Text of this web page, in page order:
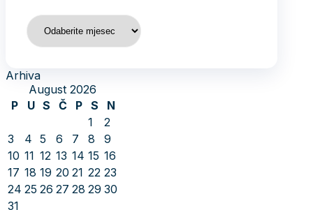
Arhiva
Arhiva
August 2026
P
U S Č P S
N
1
2
3
4 5 6 7 8
9
10 11 12 13 14 15 16
17 18 19 20 21 22 23
24 25 26 27 28 29 30
31